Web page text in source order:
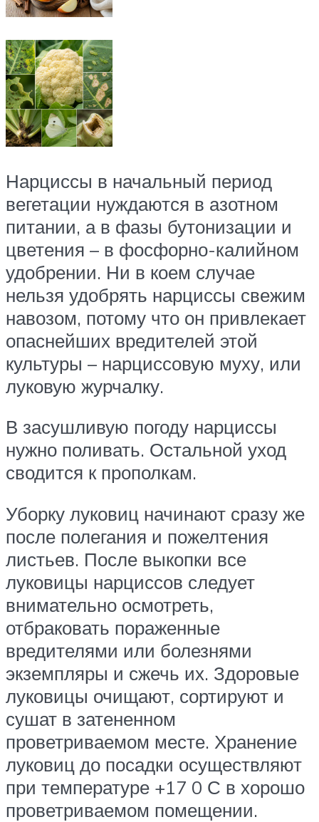
Нарциссы в начальный период
вегетации нуждаются в азотном
питании, а в фазы бутонизации и
цветения – в фосфорно-калийном
удобрении. Ни в коем случае
нельзя удобрять нарциссы свежим
навозом, потому что он привлекает
опаснейших вредителей этой
культуры – нарциссовую муху, или
луковую журчалку.
В засушливую погоду нарциссы
нужно поливать. Остальной уход
сводится к прополкам.
Уборку луковиц начинают сразу же
после полегания и пожелтения
листьев. После выкопки все
луковицы нарциссов следует
внимательно осмотреть,
отбраковать пораженные
вредителями или болезнями
экземпляры и сжечь их. Здоровые
луковицы очищают, сортируют и
сушат в затененном
проветриваемом месте. Хранение
луковиц до посадки осуществляют
при температуре +17 0 С в хорошо
проветриваемом помещении.